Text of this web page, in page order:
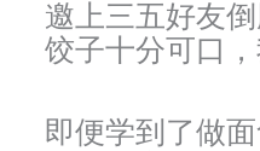
邀上三五好友
饺子十分可口，
即便学到了做